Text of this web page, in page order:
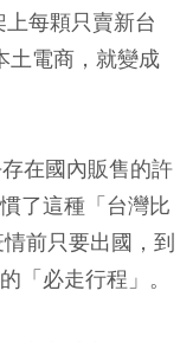
每顆只賣新台
土電商，就變成
在國內販售的許
了這種「台灣比
前只要出國，到
「必走行程」。